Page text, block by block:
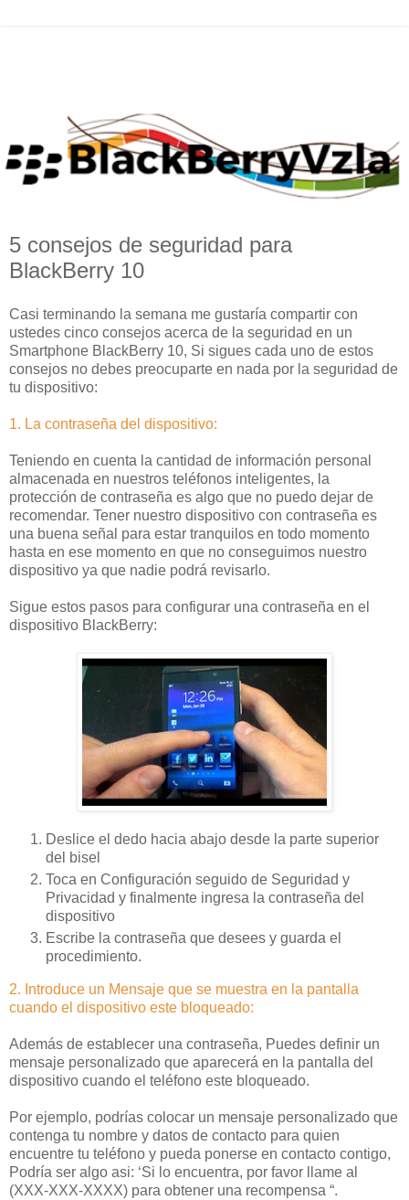
5 consejos de seguridad para
BlackBerry 10
Casi terminando la semana me gustaría compartir con
ustedes cinco consejos acerca de la seguridad en un
Smartphone BlackBerry 10, Si sigues cada uno de estos
consejos no debes preocuparte en nada por la seguridad de
tu dispositivo:
1. La contraseña del dispositivo:
Teniendo en cuenta la cantidad de información personal
almacenada en nuestros teléfonos inteligentes, la
protección de contraseña es algo que no puedo dejar de
recomendar. Tener nuestro dispositivo con contraseña es
una buena señal para estar tranquilos en todo momento
hasta en ese momento en que no conseguimos nuestro
dispositivo ya que nadie podrá revisarlo.
Sigue estos pasos para configurar una contraseña en el
dispositivo BlackBerry:
Deslice el dedo hacia abajo desde la parte superior
del bisel
Toca en Configuración seguido de Seguridad y
Privacidad y finalmente ingresa la contraseña del
dispositivo
Escribe la contraseña que desees y guarda el
procedimiento.
2. Introduce un Mensaje que se muestra en la pantalla
cuando el dispositivo este bloqueado:
Además de establecer una contraseña, Puedes definir un
mensaje personalizado que aparecerá en la pantalla del
dispositivo cuando el teléfono este bloqueado.
Por ejemplo, podrías colocar un mensaje personalizado que
contenga tu nombre y datos de contacto para quien
encuentre tu teléfono y pueda ponerse en contacto contigo,
Podría ser algo asi: ‘Si lo encuentra, por favor llame al
(XXX-XXX-XXXX) para obtener una recompensa “.